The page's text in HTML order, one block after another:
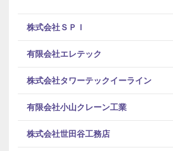
株式会社ＳＰＩ
有限会社エレテック
株式会社タワーテックイーライン
有限会社小山クレーン工業
株式会社世田谷工務店